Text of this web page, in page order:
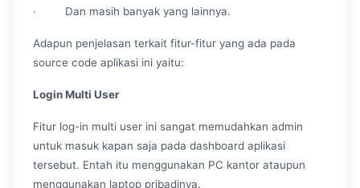
· Dan masih banyak yang lainnya.
Adapun penjelasan terkait fitur-fitur yang ada pada
source code aplikasi ini yaitu:
Login Multi User
Fitur log-in multi user ini sangat memudahkan admin
untuk masuk kapan saja pada dashboard aplikasi
tersebut. Entah itu menggunakan PC kantor ataupun
menggunakan laptop pribadinya.